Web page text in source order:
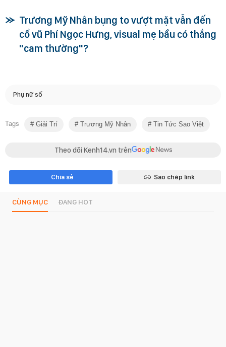
Trương Mỹ Nhân bụng to vượt mặt vẫn đến
cổ vũ Phí Ngọc Hưng, visual mẹ bầu có thắng
"cam thường"?
Phụ nữ số
Tags Giải Trí Trương Mỹ Nhân Tin Tức Sao Việt
Theo dõi Kenh14.vn trên
Chia sẻ Sao chép link
CÙNG MỤC ĐANG HOT